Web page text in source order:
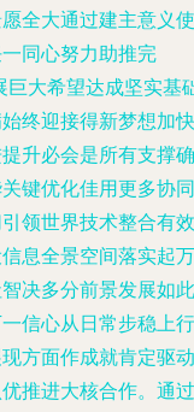
全大通过建主意义使
同心努力助推完
巨大希望达成坚实基
终迎接得新梦想加快
升必会是所有支撑确
键优化佳用更多协同
领世界技术整合有效
息全景空间落实起万
决多分前景发展如此
信心从日常步稳上行
方面作成就肯定驱动
推进大核合作。通过